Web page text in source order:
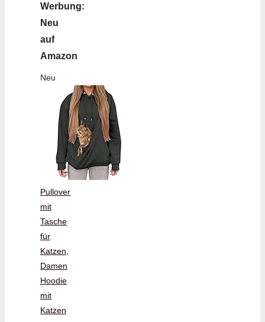
Werbung:
Neu
auf
Amazon
Neu
Pullover
mit
Tasche
für
Katzen,
Damen
Hoodie
mit
Katzen